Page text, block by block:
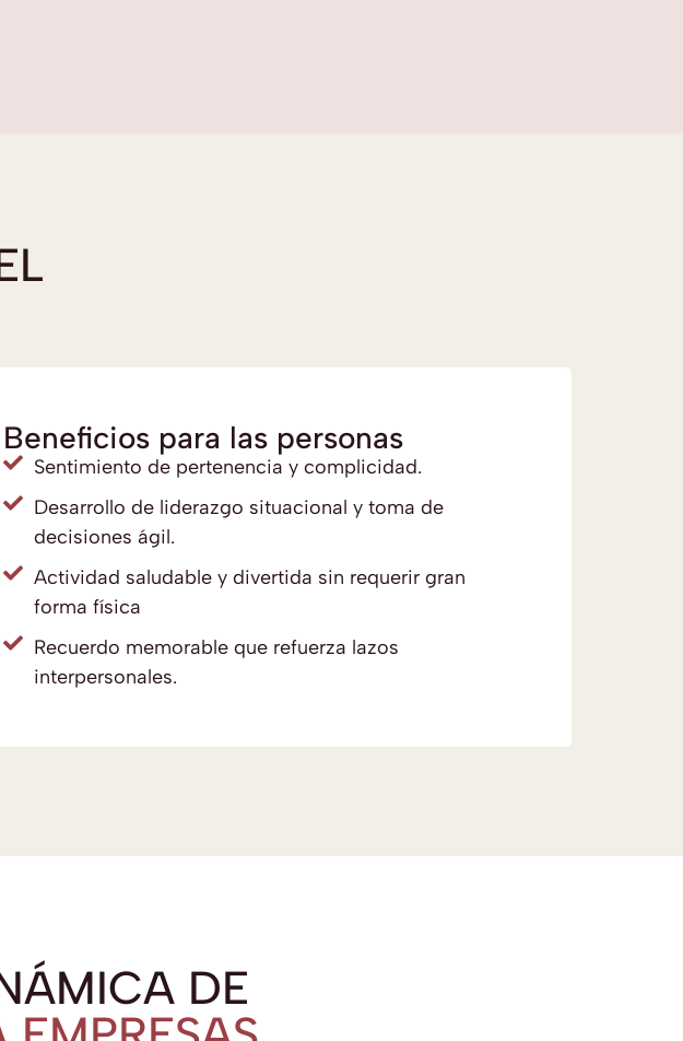
Beneficios para las personas
Sentimiento de pertenencia y complicidad.
Desarrollo de liderazgo situacional y toma de
decisiones ágil.
Actividad saludable y divertida sin requerir gran
forma física
Recuerdo memorable que refuerza lazos
interpersonales.
DE